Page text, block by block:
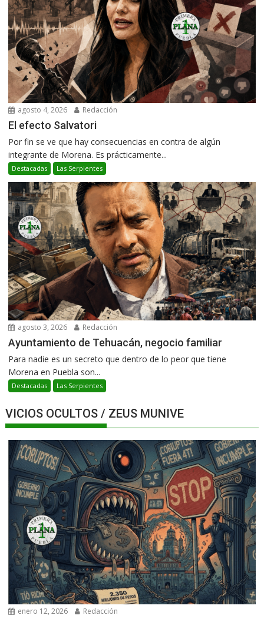
agosto 4, 2026 Redacción
El efecto Salvatori
Por fin se ve que hay consecuencias en contra de algún
integrante de Morena. Es prácticamente...
Destacadas Las Serpientes
agosto 3, 2026 Redacción
Ayuntamiento de Tehuacán, negocio familiar
Para nadie es un secreto que dentro de lo peor que tiene
Morena en Puebla son...
Destacadas Las Serpientes
VICIOS OCULTOS / ZEUS MUNIVE
enero 12, 2026 Redacción